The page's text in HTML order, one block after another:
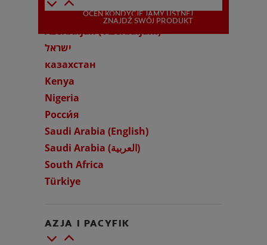
DLA PROFESJONALISTÓW
OCEŃ KONDYCJĘ JAMY USTNEJ
ZNAJDŹ SWÓJ PRODUKT
Azerbaijan ( Azerbaijani)
ישראל
казахстан
Kenya
Nigeria
Росси́я
Saudi Arabia (English)
Saudi Arabia (العربية)
South Africa
Türkiye
AZJA I PACYFIK